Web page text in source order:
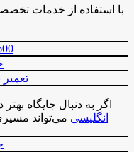
با استفاده از خدمات
اگر به دنبال جایگاه
انگلیسی می‌تواند